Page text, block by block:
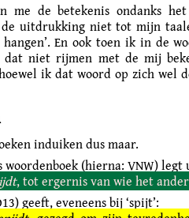
me de betekenis ondanks
uitdrukking niet tot mijn
En ook toen ik in de
niet rijmen met de mij
ik dat woord op zich wel
induiken dus maar.
(hierna: VNW) legt
, tot ergernis van wie het
geeft, eveneens bij ‘spijt’: